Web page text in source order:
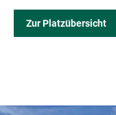
Zur Platzübersicht